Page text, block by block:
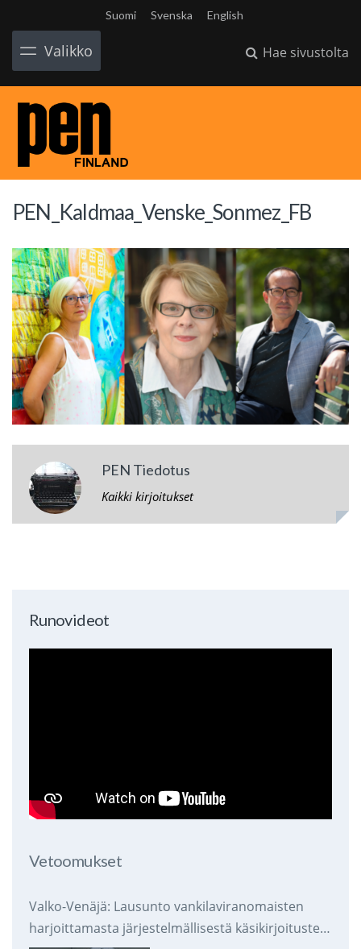
Suomi Svenska English
Valikko Hae sivustolta
PEN_Kaldmaa_Venske_Sonmez_FB
PEN Tiedotus
Kaikki kirjoitukset
Runovideot
Vetoomukset
Valko-Venäjä: Lausunto vankilaviranomaisten
harjoittamasta järjestelmällisestä käsikirjoitusten